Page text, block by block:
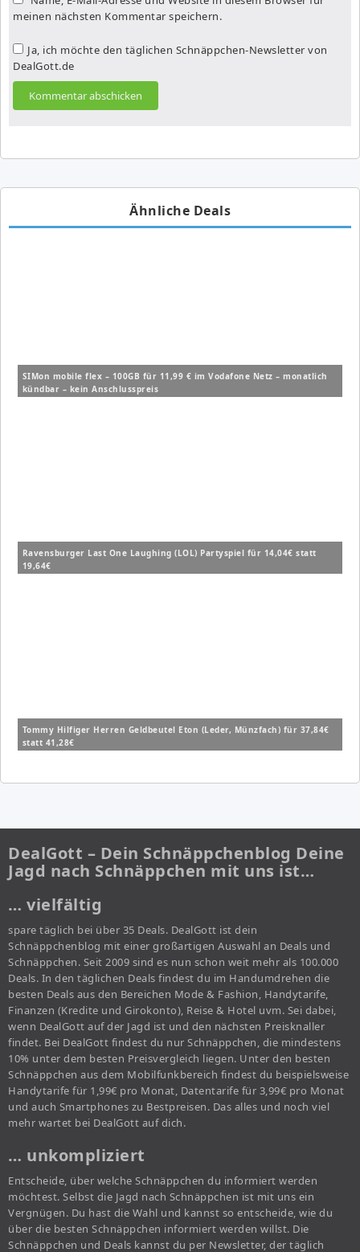
meinen nächsten Kommentar speichern.
Ja, ich möchte den täglichen Schnäppchen-Newsletter von
DealGott.de
Ähnliche Deals
SIMon mobile flex – 100GB für 11,99 € im Vodafone Netz – monatlich
kündbar – kein Anschlusspreis
Ravensburger Last One Laughing (LOL) Partyspiel für 14,04€ statt
19,64€
Tommy Hilfiger Herren Geldbeutel Eton (Leder, Münzfach) für 37,84€
statt 41,28€
DealGott – Dein Schnäppchenblog Deine
Jagd nach Schnäppchen mit uns ist…
… vielfältig
spare täglich bei über 35 Deals. DealGott ist dein
Schnäppchenblog mit einer großartigen Auswahl an Deals und
Schnäppchen. Seit 2009 sind es nun schon weit mehr als 100.000
Deals. In den täglichen Deals findest du im Handumdrehen die
besten Deals aus den Bereichen Mode & Fashion, Handytarife,
Finanzen (Kredite und Girokonto), Reise & Hotel uvm. Sei dabei,
wenn DealGott auf der Jagd ist und den nächsten Preisknaller
findet. Bei DealGott findest du nur Schnäppchen, die mindestens
10% unter dem besten Preisvergleich liegen. Unter den besten
Schnäppchen aus dem Mobilfunkbereich findest du beispielsweise
Handytarife für 1,99€ pro Monat, Datentarife für 3,99€ pro Monat
und auch Smartphones zu Bestpreisen. Das alles und noch viel
mehr wartet bei DealGott auf dich.
… unkompliziert
Entscheide, über welche Schnäppchen du informiert werden
möchtest. Selbst die Jagd nach Schnäppchen ist mit uns ein
Vergnügen. Du hast die Wahl und kannst so entscheide, wie du
über die besten Schnäppchen informiert werden willst. Die
Schnäppchen und Deals kannst du per Newsletter, der täglich